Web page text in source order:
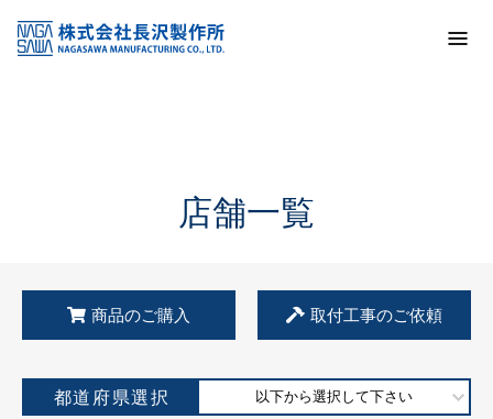
KSS加盟店・取扱店情報
店舗一覧
店舗一覧
商品のご購入 取付工事のご依頼
都道府県選択 以下から選択して下さい